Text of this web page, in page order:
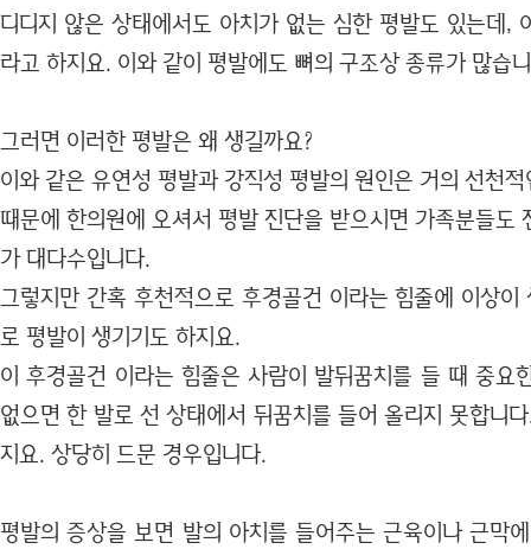
디디지 않은 상태에서도 아치가 없는 심한 평발도 있는데,
라고 하지요. 이와 같이 평발에도 뼈의 구조상 종류가 많습
그러면 이러한 평발은 왜 생길까요?
이와 같은 유연성 평발과 강직성 평발의 원인은 거의 선천
때문에 한의원에 오셔서 평발 진단을 받으시면 가족분들도
가 대다수입니다.
그렇지만 간혹 후천적으로 후경골건 이라는 힘줄에 이상이
로 평발이 생기기도 하지요.
이 후경골건 이라는 힘줄은 사람이 발뒤꿈치를 들 때 중요
없으면 한 발로 선 상태에서 뒤꿈치를 들어 올리지 못합니
지요. 상당히 드문 경우입니다.
평발의 증상을 보면 발의 아치를 들어주는 근육이나 근막